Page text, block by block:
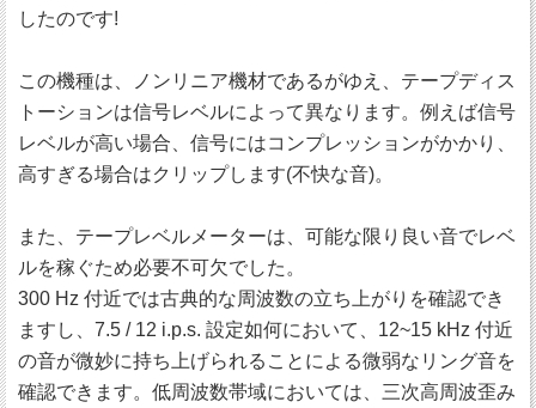
したのです!
この機種は、ノンリニア機材であるがゆえ、テープディス
トーションは信号レベルによって異なります。例えば信号
レベルが高い場合、信号にはコンプレッションがかかり、
高すぎる場合はクリップします(不快な音)。
また、テープレベルメーターは、可能な限り良い音でレベ
ルを稼ぐため必要不可欠でした。
300 Hz 付近では古典的な周波数の立ち上がりを確認でき
ますし、7.5 / 12 i.p.s. 設定如何において、12~15 kHz 付近
の音が微妙に持ち上げられることによる微弱なリング音を
確認できます。低周波数帯域においては、三次高周波歪み